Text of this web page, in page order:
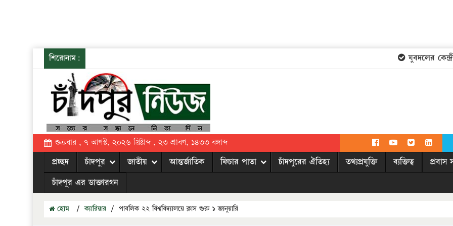
শিরোনাম: যুবদলের
শুক্রবার , ৭ আগস্ট, ২০২৬ খ্রিষ্টাব্দ , ২৩ শ্রাবণ, ১৪৩৩ বঙ্গাব্দ
প্রচ্ছদ চাঁদপুর জাতীয় আন্তর্জাতিক ফিচার পাতা চাঁদপুরের ঐতিহ্য তথ্যপ্রযুক্তি ব্যক্তিত্ব প্রবাস
চাঁদপুর এর ডাক্তারগন
হোম / ক্যারিয়ার / পাবলিক ২২ বিশ্ববিদ্যালয়ে ক্লাস শুরু ১ জানুয়ারি